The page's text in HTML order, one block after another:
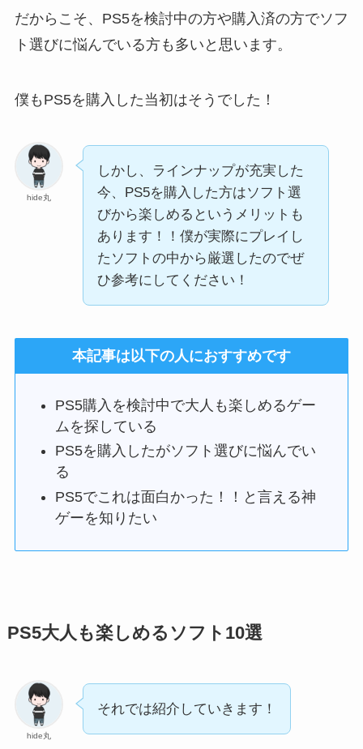
だからこそ、PS5を検討中の方や購入済の方でソフ
ト選びに悩んでいる方も多いと思います。
僕もPS5を購入した当初はそうでした！
hide丸
しかし、ラインナップが充実した
今、PS5を購入した方はソフト選
びから楽しめるというメリットも
あります！！僕が実際にプレイし
たソフトの中から厳選したのでぜ
ひ参考にしてください！
本記事は以下の人におすすめです
PS5購入を検討中で大人も楽しめるゲー
ムを探している
PS5を購入したがソフト選びに悩んでい
る
PS5でこれは面白かった！！と言える神
ゲーを知りたい
PS5大人も楽しめるソフト10選
hide丸
それでは紹介していきます！